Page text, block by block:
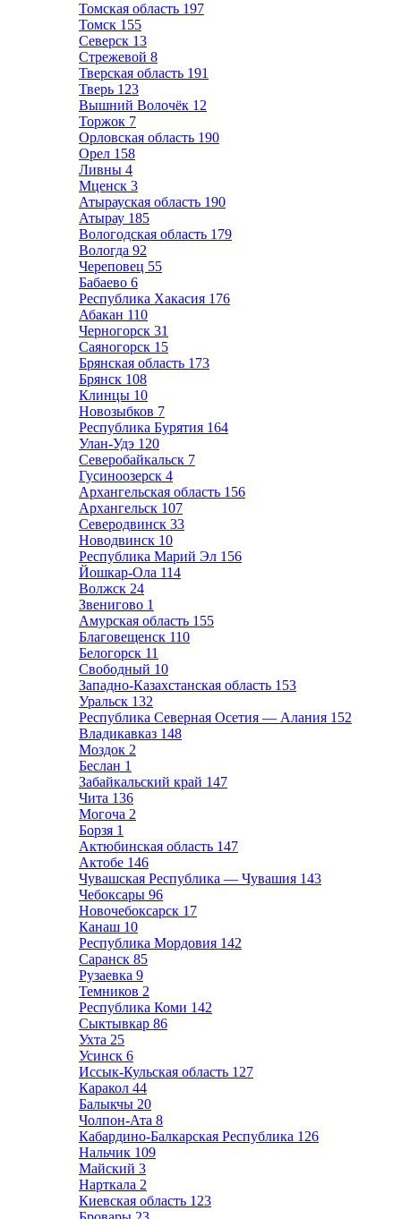
Томская область 197
Томск 155
Северск 13
Стрежевой 8
Тверская область 191
Тверь 123
Вышний Волочёк 12
Торжок 7
Орловская область 190
Орел 158
Ливны 4
Мценск 3
Атырауская область 190
Атырау 185
Вологодская область 179
Вологда 92
Череповец 55
Бабаево 6
Республика Хакасия 176
Абакан 110
Черногорск 31
Саяногорск 15
Брянская область 173
Брянск 108
Клинцы 10
Новозыбков 7
Республика Бурятия 164
Улан-Удэ 120
Северобайкальск 7
Гусиноозерск 4
Архангельская область 156
Архангельск 107
Северодвинск 33
Новодвинск 10
Республика Марий Эл 156
Йошкар-Ола 114
Волжск 24
Звенигово 1
Амурская область 155
Благовещенск 110
Белогорск 11
Свободный 10
Западно-Казахстанская область 153
Уральск 132
Республика Северная Осетия — Алания 152
Владикавказ 148
Моздок 2
Беслан 1
Забайкальский край 147
Чита 136
Могоча 2
Борзя 1
Актюбинская область 147
Актобе 146
Чувашская Республика — Чувашия 143
Чебоксары 96
Новочебоксарск 17
Канаш 10
Республика Мордовия 142
Саранск 85
Рузаевка 9
Темников 2
Республика Коми 142
Сыктывкар 86
Ухта 25
Усинск 6
Иссык-Кульская область 127
Каракол 44
Балыкчы 20
Чолпон-Ата 8
Кабардино-Балкарская Республика 126
Нальчик 109
Майский 3
Нарткала 2
Киевская область 123